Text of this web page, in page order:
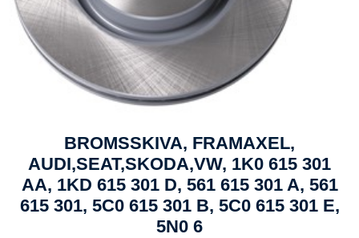
BROMSSKIVA, FRAMAXEL,
AUDI,SEAT,SKODA,VW, 1K0 615 301
AA, 1KD 615 301 D, 561 615 301 A, 561
615 301, 5C0 615 301 B, 5C0 615 301 E,
5N0 6